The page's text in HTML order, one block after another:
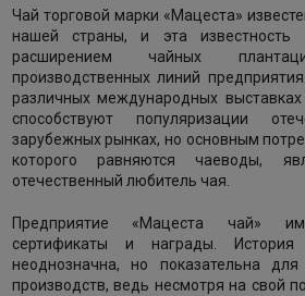
Чай торговой марки «Мацеста»
нашей страны, и эта известность
расширением чайных
производственных линий
различных международных
способствуют популяризации
зарубежных рынках, но основным
которого равняются чаеводы,
отечественный любитель чая.
Предприятие «Мацеста чай»
сертификаты и награды.
неоднозначна, но показательна для
производств, ведь несмотря на свой